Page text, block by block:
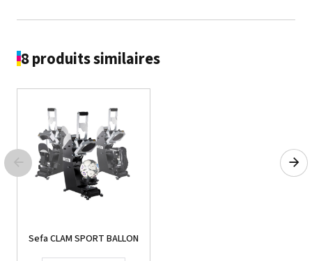
8 produits similaires
Sefa CLAM SPORT BALLON